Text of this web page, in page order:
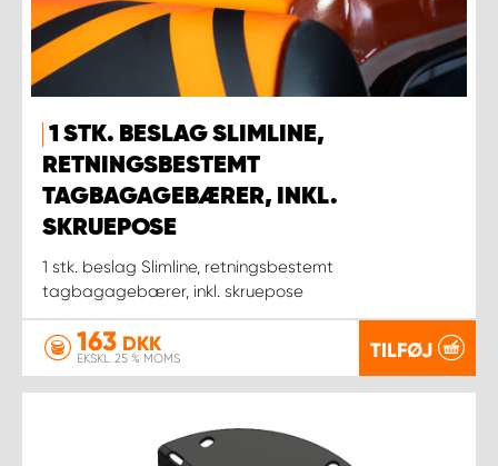
1 STK. BESLAG SLIMLINE,
RETNINGSBESTEMT
TAGBAGAGEBÆRER, INKL.
SKRUEPOSE
1 stk. beslag Slimline, retningsbestemt
tagbagagebærer, inkl. skruepose
163 DKK
EKSKL. 25 % MOMS TILFØJ